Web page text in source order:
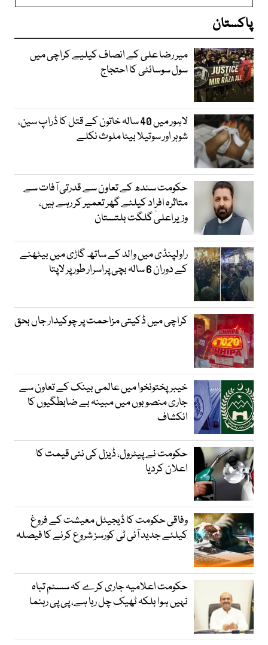
پاکستان
میر رضا علی کے انصاف کیلیے کراچی میں
سول سوسائٹی کا احتجاج
لاہور میں 40 سالہ خاتون کے قتل کا ڈراپ سین،
شوہر اور سوتیلا بیٹا ملوث نکلے
حکومت سندھ کے تعاون سے قدرتی آفات سے
متاثرہ افراد کیلئے گھر تعمیر کر رہے ہیں،
وزیراعلیٰ گلگت بلتستان
راولپنڈی میں والد کے ساتھ گاڑی میں بیٹھنے
کے دوران 6 سالہ بچی پراسرار طور پر لاپتا
کراچی میں ڈکیتی مزاحمت پر چوکیدار جاں بحق
خیبرپختونخوا میں عالمی بینک کے تعاون سے
جاری منصوبوں میں مبینہ بے ضابطگیوں کا
انکشاف
حکومت نے پیٹرول، ڈیزل کی نئی قیمت کا
اعلان کردیا
وفاقی حکومت کا ڈیجیٹل معیشت کے فروغ
کیلئے جدید آئی ٹی کورسز شروع کرنے کا فیصلہ
حکومت اعلامیہ جاری کرے کہ سسٹم تباہ
نہیں ہوا بلکہ ٹھیک چل رہا ہے، پی پی رہنما